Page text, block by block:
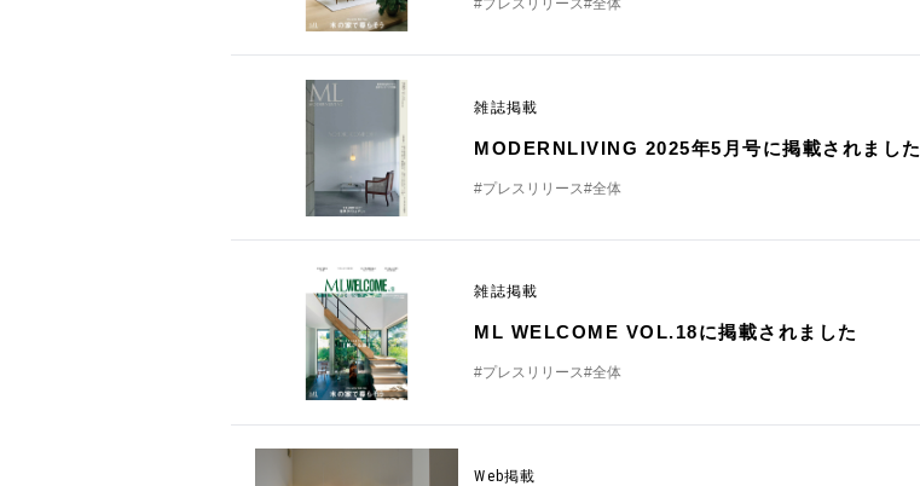
#プレスリリース#全体
雑誌掲載
MODERNLIVING 2025年5月号に掲載されました
#プレスリリース#全体
雑誌掲載
ML WELCOME VOL.18に掲載されました
#プレスリリース#全体
Web掲載